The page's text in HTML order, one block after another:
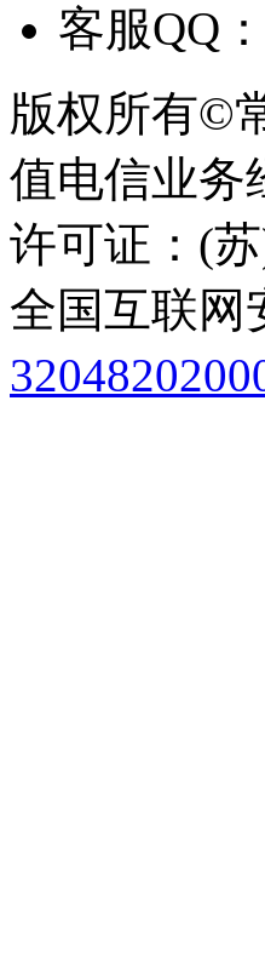
客服QQ
版权所有©
值电信业务
许可证：(
全国互联网